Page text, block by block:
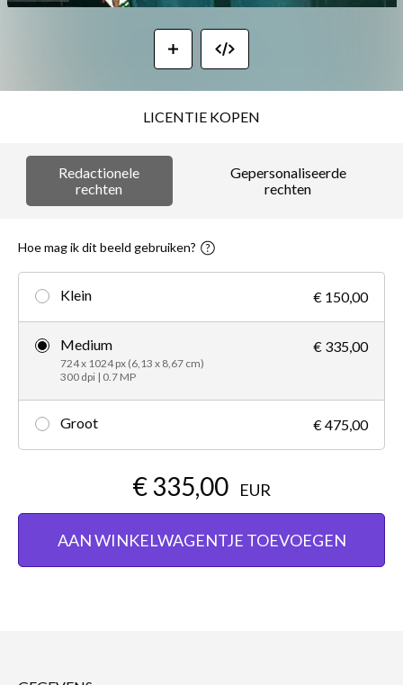
LICENTIE KOPEN
Redactionele
rechten
Gepersonaliseerde
rechten
Hoe mag ik dit beeld gebruiken?
Klein € 150,00
Medium
724 x 1024 px (6,13 x 8,67 cm)
300 dpi | 0.7 MP
€ 335,00
Groot € 475,00
€ 335,00 EUR
AAN WINKELWAGENTJE TOEVOEGEN